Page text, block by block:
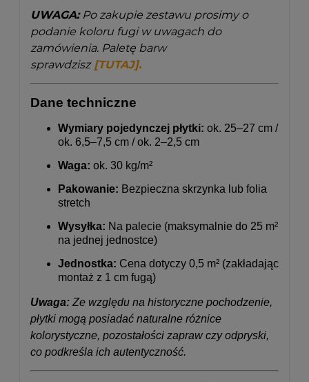
UWAGA:Po zakupie zestawu prosimy o
podanie koloru fugi w uwagach do
zamówienia. Paletę barw
sprawdzisz [TUTAJ].
Dane techniczne
Wymiary pojedynczej płytki: ok. 25–27 cm /
ok. 6,5–7,5 cm / ok. 2–2,5 cm
Waga: ok. 30 kg/m²
Pakowanie: Bezpieczna skrzynka lub folia
stretch
Wysyłka: Na palecie (maksymalnie do 25 m²
na jednej jednostce)
Jednostka: Cena dotyczy 0,5 m² (zakładając
montaż z 1 cm fugą)
Uwaga: Ze względu na historyczne pochodzenie,
płytki mogą posiadać naturalne różnice
kolorystyczne, pozostałości zapraw czy odpryski,
co podkreśla ich autentyczność.